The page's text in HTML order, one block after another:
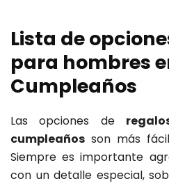
Lista de
para hombres
Cumpleaños
Las opciones de
cumpleaños son más
Siempre es importante
con un detalle especial,